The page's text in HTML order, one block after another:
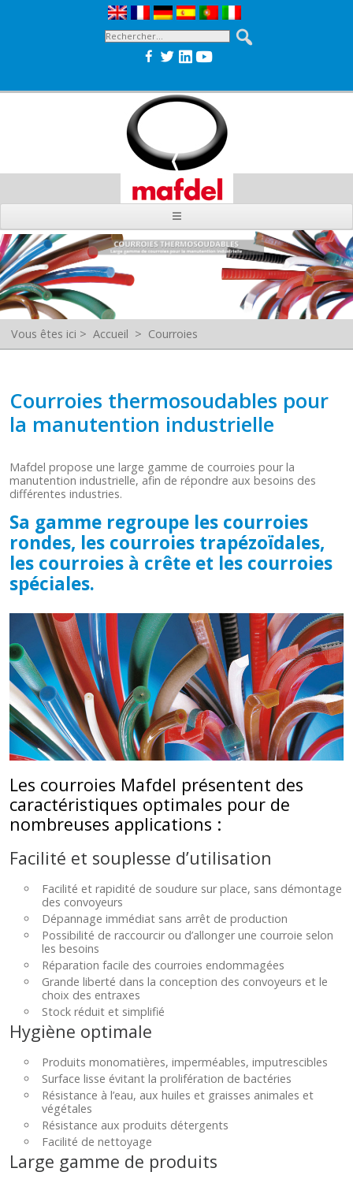
Vous êtes ici > Accueil > Courroies
Courroies thermosoudables pour
la manutention industrielle
Mafdel propose une large gamme de courroies pour la
manutention industrielle, afin de répondre aux besoins des
différentes industries.
Sa gamme regroupe les courroies
rondes, les courroies trapézoïdales,
les courroies à crête et les courroies
spéciales.
Les courroies Mafdel présentent des
caractéristiques optimales pour de
nombreuses applications :
Facilité et souplesse d’utilisation
Facilité et rapidité de soudure sur place, sans démontage
des convoyeurs
Dépannage immédiat sans arrêt de production
Possibilité de raccourcir ou d’allonger une courroie selon
les besoins
Réparation facile des courroies endommagées
Grande liberté dans la conception des convoyeurs et le
choix des entraxes
Stock réduit et simplifié
Hygiène optimale
Produits monomatières, imperméables, imputrescibles
Surface lisse évitant la prolifération de bactéries
Résistance à l’eau, aux huiles et graisses animales et
végétales
Résistance aux produits détergents
Facilité de nettoyage
Large gamme de produits